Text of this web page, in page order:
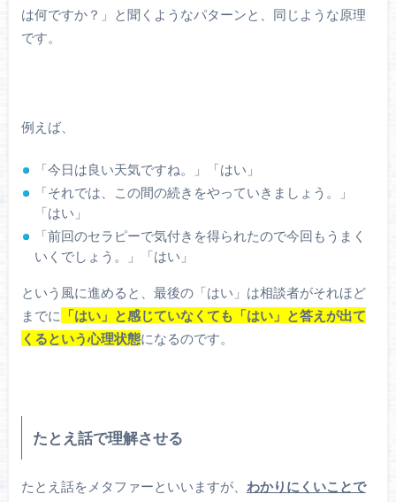
は何ですか？」と聞くようなパターンと、同じような原理
です。
例えば、
「今日は良い天気ですね。」「はい」
「それでは、この間の続きをやっていきましょう。」
「はい」
「前回のセラピーで気付きを得られたので今回もうまく
いくでしょう。」「はい」
という風に進めると、最後の「はい」は相談者がそれほど
までに 「はい」と感じていなくても「はい」と答えが出て
くるという心理状態になるのです。
たとえ話で理解させる
たとえ話をメタファーといいますが、 わかりにくいことで